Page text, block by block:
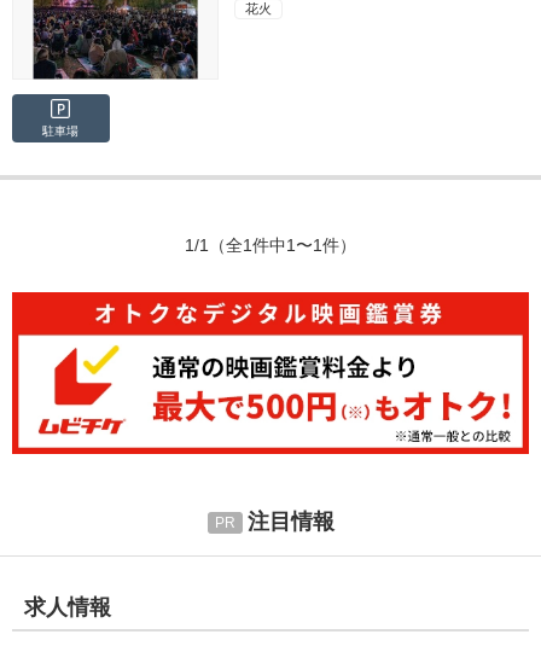
花火
駐車場
1/1 （全1件中1〜1件）
注目情報
求人情報